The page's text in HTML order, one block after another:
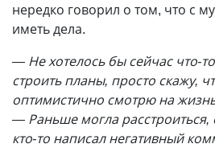
нередко говорил о том, что с
иметь дела.
— Не хотелось бы сейчас что-
строить планы, просто скажу,
оптимистично смотрю на
— Раньше могла расстроиться,
кто-то написал негативный